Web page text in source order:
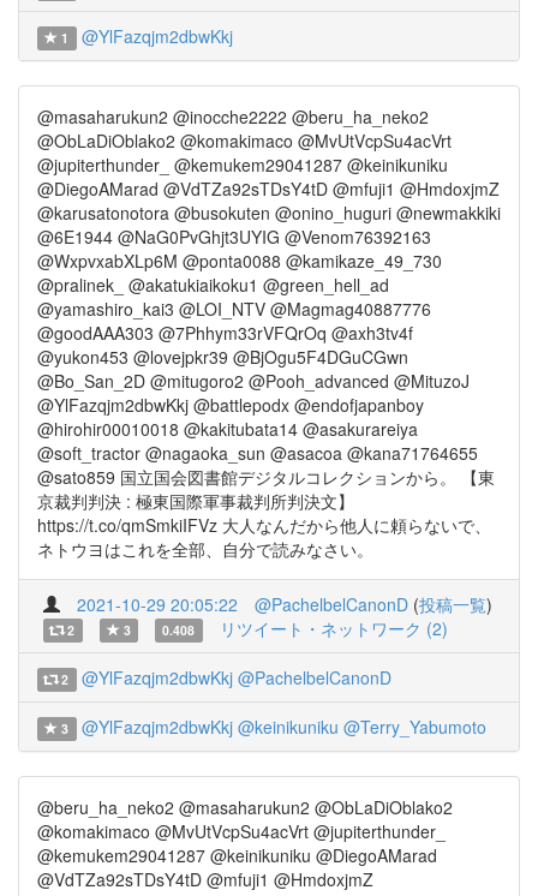
1 @YlFazqjm2dbwKkj
@masaharukun2 @inocche2222 @beru_ha_neko2
@ObLaDiOblako2 @komakimaco @MvUtVcpSu4acVrt
@jupiterthunder_ @kemukem29041287 @keinikuniku
@DiegoAMarad @VdTZa92sTDsY4tD @mfuji1 @HmdoxjmZ
@karusatonotora @busokuten @onino_huguri @newmakkiki
@6E1944 @NaG0PvGhjt3UYIG @Venom76392163
@WxpvxabXLp6M @ponta0088 @kamikaze_49_730
@pralinek_ @akatukiaikoku1 @green_hell_ad
@yamashiro_kai3 @LOI_NTV @Magmag40887776
@goodAAA303 @7Phhym33rVFQrOq @axh3tv4f
@yukon453 @lovejpkr39 @BjOgu5F4DGuCGwn
@Bo_San_2D @mitugoro2 @Pooh_advanced @MituzoJ
@YlFazqjm2dbwKkj @battlepodx @endofjapanboy
@hirohir00010018 @kakitubata14 @asakurareiya
@soft_tractor @nagaoka_sun @asacoa @kana71764655
@sato859 国立国会図書館デジタルコレクションから。 【東
京裁判判決 : 極東国際軍事裁判所判決文】
https://t.co/qmSmkiIFVz 大人なんだから他人に頼らないで、
ネトウヨはこれを全部、自分で読みなさい。
2021-10-29 20:05:22 @PachelbelCanonD (投稿一覧)
2 3 0.408 リツイート・ネットワーク (2)
2 @YlFazqjm2dbwKkj @PachelbelCanonD
3 @YlFazqjm2dbwKkj @keinikuniku @Terry_Yabumoto
@beru_ha_neko2 @masaharukun2 @ObLaDiOblako2
@komakimaco @MvUtVcpSu4acVrt @jupiterthunder_
@kemukem29041287 @keinikuniku @DiegoAMarad
@VdTZa92sTDsY4tD @mfuji1 @HmdoxjmZ